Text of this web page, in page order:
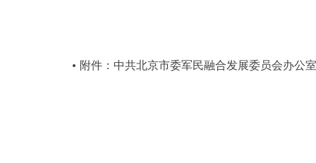
附件：中共北京市委军民融合发展委员会办公